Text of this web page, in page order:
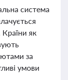
система
як
за
умови